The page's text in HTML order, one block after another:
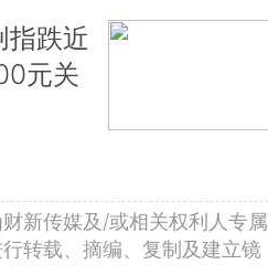
指跌近
元关
新传媒及/或相关权利人专属
转载、摘编、复制及建立镜